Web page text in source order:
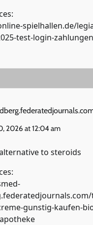
spielhallen.de/
test-login-
2026 at 12:04 am
to steroids
gunstig-kaufen-